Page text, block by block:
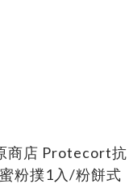
商店 Protecort抗
粉撲1入/粉餅式